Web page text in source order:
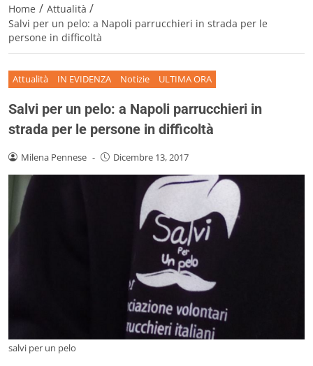
Home / Attualità /
Salvi per un pelo: a Napoli parrucchieri in strada per le
persone in difficoltà
Attualità IN EVIDENZA Notizie ULTIMA ORA
Salvi per un pelo: a Napoli parrucchieri in
strada per le persone in difficoltà
Milena Pennese - Dicembre 13, 2017
salvi per un pelo